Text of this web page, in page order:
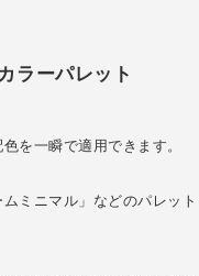
ラーパレット
を一瞬で適用できます。
ミニマル」などのパレット